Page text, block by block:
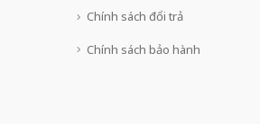
Chính sách đổi trả
Chính sách bảo hành